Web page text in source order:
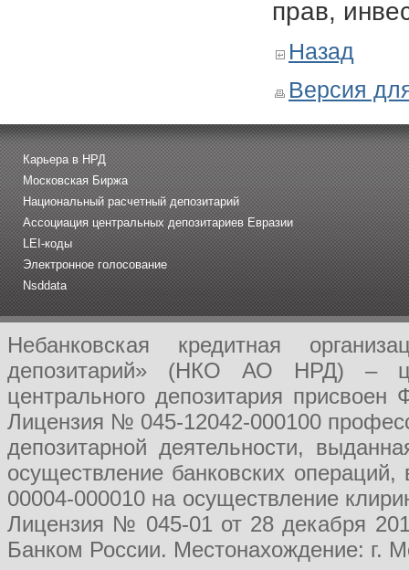
прав,
Назад
Версия
Карьера в НРД
Московская Биржа
Национальный расчетный депозитарий
Ассоциация центральных депозитариев Евразии
LEI-коды
Электронное голосование
Nsddata
Небанковская кредитная
депозитарий» (НКО АО НРД) –
центрального депозитария
Лицензия № 045-12042-000100
депозитарной деятельности,
осуществление банковских
00004-000010 на осуществление
Лицензия № 045-01 от 28 декабря
Банком России. Местонахождение: г.